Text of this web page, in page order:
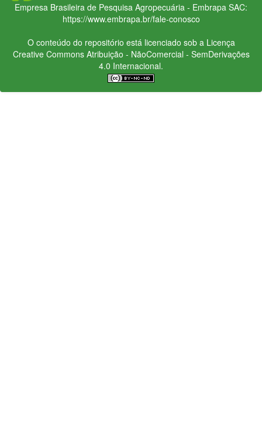
Empresa Brasileira de Pesquisa Agropecuária - Embrapa SAC:
https://www.embrapa.br/fale-conosco
O conteúdo do repositório está licenciado sob a Licença
Creative CommonsAtribuição - NãoComercial - SemDerivações
4.0 Internacional.